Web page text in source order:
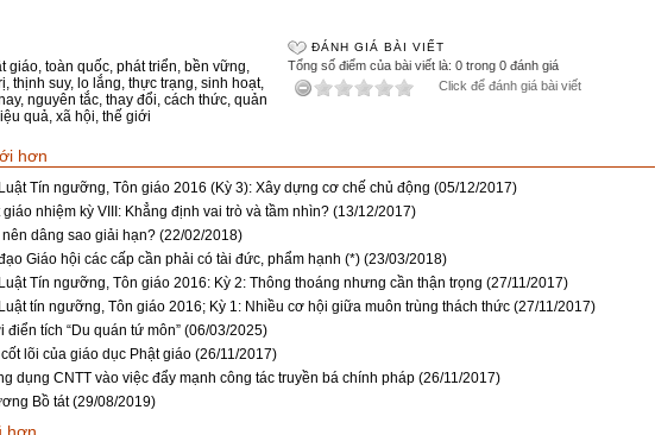
giáo, toàn quốc, phát triển, bền vững,
, thịnh suy, lo lắng, thực trạng, sinh hoạt,
, nguyên tắc, thay đổi, cách thức, quản
quả, xã hội, thế giới
ĐÁNH GIÁ BÀI VIẾT
Tổng số điểm của bài viết là: 0 trong 0 đánh giá
Click để đánh giá bài viết
hơn
Tín ngưỡng, Tôn giáo 2016 (Kỳ 3): Xây dựng cơ chế chủ động (05/12/2017)
nhiệm kỳ VIII: Khẳng định vai trò và tầm nhìn? (13/12/2017)
dâng sao giải hạn? (22/02/2018)
Giáo hội các cấp cần phải có tài đức, phẩm hạnh (*) (23/03/2018)
Tín ngưỡng, Tôn giáo 2016: Kỳ 2: Thông thoáng nhưng cần thận trọng (27/11/2017)
tín ngưỡng, Tôn giáo 2016; Kỳ 1: Nhiều cơ hội giữa muôn trùng thách thức (27/11/2017)
tích “Du quán tứ môn” (06/03/2025)
lõi của giáo dục Phật giáo (26/11/2017)
dụng CNTT vào việc đẩy mạnh công tác truyền bá chính pháp (26/11/2017)
Bồ tát (29/08/2019)